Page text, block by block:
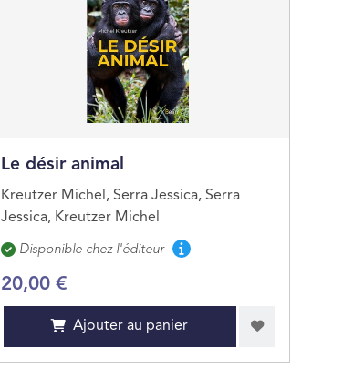
Le désir animal
Kreutzer Michel, Serra Jessica, Serra
Jessica, Kreutzer Michel
Disponibilité
Disponible chez l'éditeur
20,00 €
Ajouter au panier